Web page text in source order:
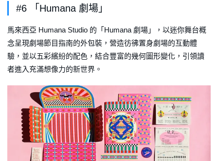
#6 「Humana 劇場」
馬來西亞 Humana Studio 的「Humana 劇場」，以迷你舞台概
念呈現劇場節目指南的外包裝，營造彷彿置身劇場的互動體
驗，並以五彩繽紛的配色，結合豐富的幾何圖形變化，引領讀
者進入充滿想像力的新世界。